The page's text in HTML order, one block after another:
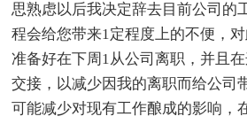
思熟虑以后我决定辞去目前公司的
程会给您带来1定程度上的不便，
准备好在下周1从公司离职，并且
交接，以减少因我的离职而给公司
可能减少对现有工作酿成的影响，